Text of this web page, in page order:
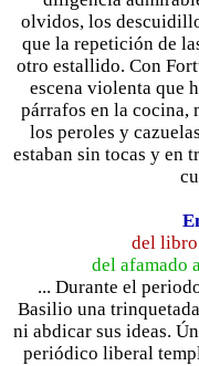
olvidos, los
que la repetición de
otro estallido. Con
escena violenta que
párrafos en la cocina,
los peroles y
estaban sin tocas y en
del libro
del afamado
... Durante el
Basilio una
ni abdicar sus ideas.
periódico liberal